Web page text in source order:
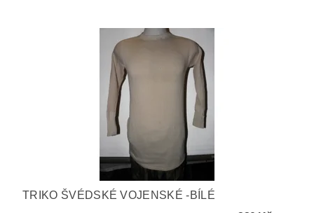
TRIKO ŠVÉDSKÉ VOJENSKÉ -BÍLÉ